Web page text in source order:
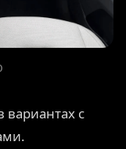
вариантах с